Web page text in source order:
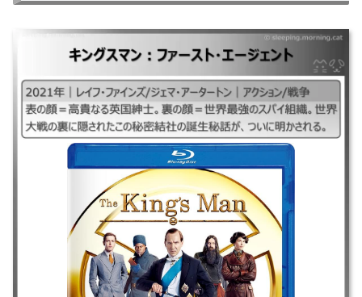
｜#キングスマンファーストエージェント### ｜2021年｜レイフ・ファイ
ンズ/ジェマ・アータートン｜アクション/戦争 ｜表の顔＝高貴なる英国紳
士。裏の顔＝世界最強のスパイ組織。世界大戦の裏に隠されたこの秘密結
社の誕生秘話が、ついに明かされる。